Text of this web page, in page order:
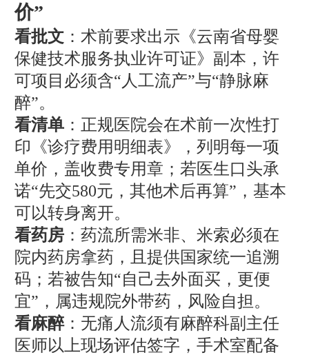
价”
看批文 ：术前要求出示《云南省母婴
保健技术服务执业许可证》副本，许
可项目必须含“人工流产”与“静脉麻
醉”。
看清单 ：正规医院会在术前一次性打
印《诊疗费用明细表》，列明每一项
单价，盖收费专用章；若医生口头承
诺“先交580元，其他术后再算”，基本
可以转身离开。
看药房 ：药流所需米非、米索必须在
院内药房拿药，且提供国家统一追溯
码；若被告知“自己去外面买，更便
宜”，属违规院外带药，风险自担。
看麻醉：无痛人流须有麻醉科副主任
医师以上现场评估签字，手术室配备